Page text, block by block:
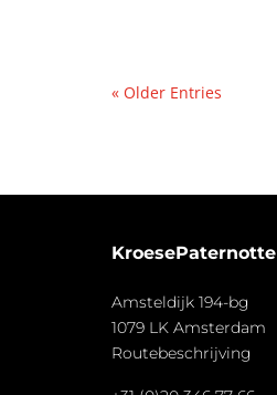
« Older Entries
KroesePaternotte
Amsteldijk 194-bg
1079 LK Amsterdam
Routebeschrijving